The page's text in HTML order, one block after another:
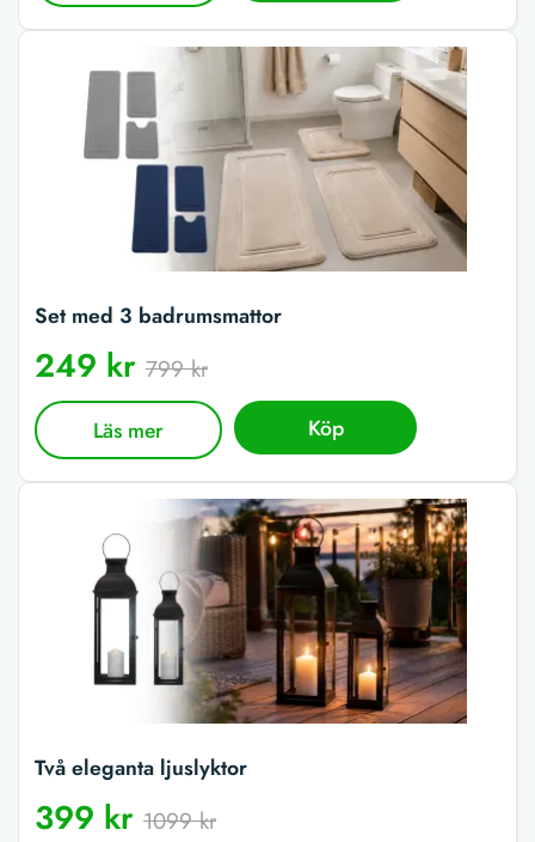
Set med 3 badrumsmattor
249 kr 799 kr
Läs mer Köp
Två eleganta ljuslyktor
399 kr 1099 kr